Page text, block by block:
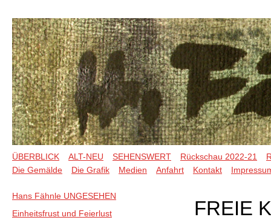
ÜBERBLICK ALT-NEU SEHENSWERT Rückschau 2022-21
Die Gemälde
Die Grafik Medien Anfahrt Kontakt
FREIE
Hans Fähnle UNGESEHEN
Einheitsfrust und Feierlust